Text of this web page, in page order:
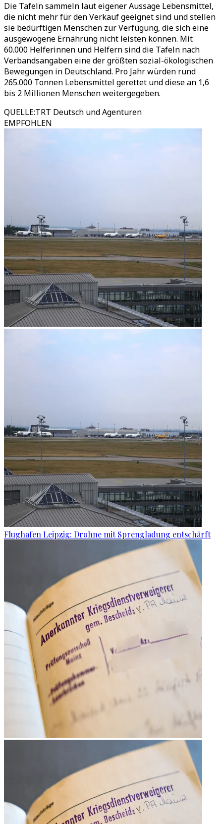
Die Tafeln sammeln laut eigener Aussage Lebensmittel,
die nicht mehr für den Verkauf geeignet sind und stellen
sie bedürftigen Menschen zur Verfügung, die sich eine
ausgewogene Ernährung nicht leisten können. Mit
60.000 Helferinnen und Helfern sind die Tafeln nach
Verbandsangaben eine der größten sozial-ökologischen
Bewegungen in Deutschland. Pro Jahr würden rund
265.000 Tonnen Lebensmittel gerettet und diese an 1,6
bis 2 Millionen Menschen weitergegeben.
QUELLE:TRT Deutsch und Agenturen
EMPFOHLEN
Flughafen Leipzig: Drohne mit Sprengladung entschärft